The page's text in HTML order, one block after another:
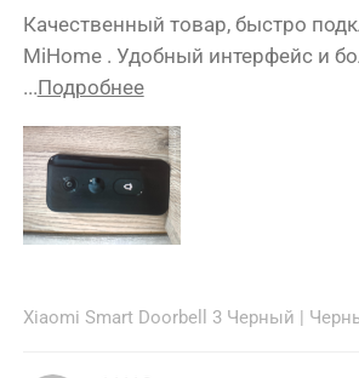
Качественный товар, быстро
MiHome . Удобный интерфейс и
...Подробнее
Xiaomi Smart Doorbell 3 Черный |